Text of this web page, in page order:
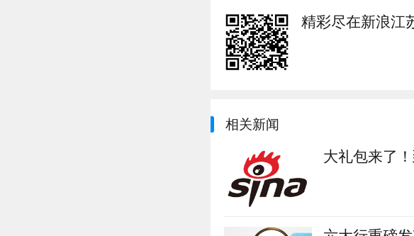
精彩尽在新浪江
相关新闻
大礼包来了